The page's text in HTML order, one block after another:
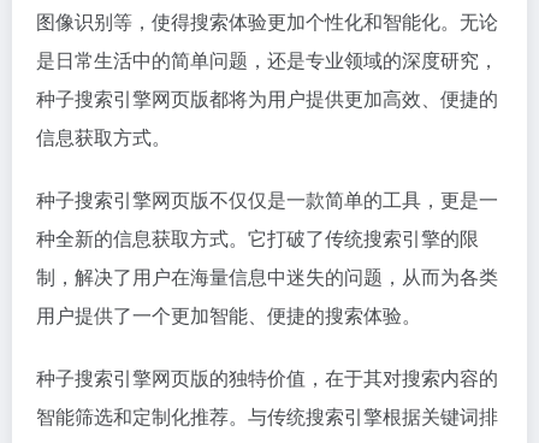
图像识别等，使得搜索体验更加个性化和智能化。无论
是日常生活中的简单问题，还是专业领域的深度研究，
种子搜索引擎网页版都将为用户提供更加高效、便捷的
信息获取方式。
种子搜索引擎网页版不仅仅是一款简单的工具，更是一
种全新的信息获取方式。它打破了传统搜索引擎的限
制，解决了用户在海量信息中迷失的问题，从而为各类
用户提供了一个更加智能、便捷的搜索体验。
种子搜索引擎网页版的独特价值，在于其对搜索内容的
智能筛选和定制化推荐。与传统搜索引擎根据关键词排